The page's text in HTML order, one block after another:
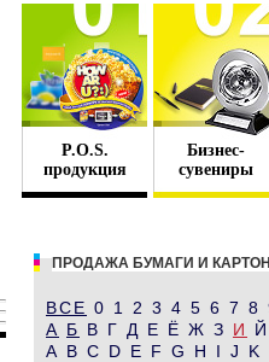
P.O.S.
продукция
Бизнес-
сувениры
ПРОДАЖА БУМАГИ И
ВСЕ 0 1 2 3 4 5 6 7
А Б В Г Д Е Ё Ж З И
A B C D E F G H I J